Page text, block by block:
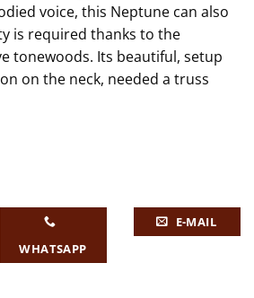
voice, this Neptune can also
is required thanks to the
tonewoods. Its beautiful, setup
on the neck, needed a truss
WHATSAPP
E-MAIL